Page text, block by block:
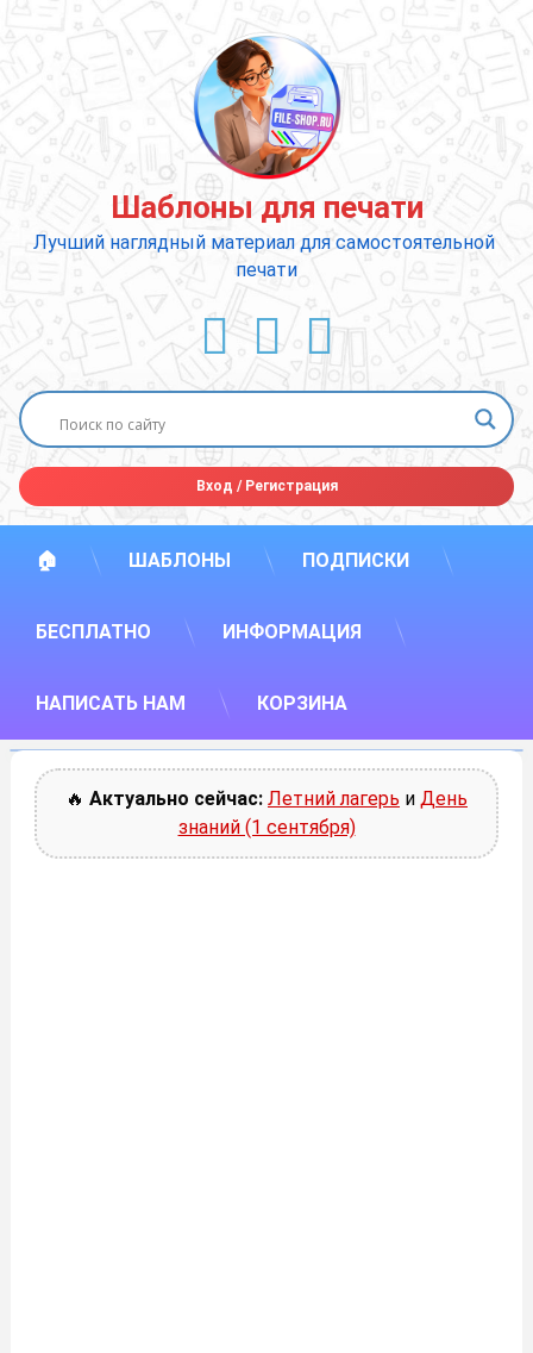
содержимому
Шаблоны для печати
Лучший наглядный материал для самостоятельной
печати
ВКонтакте
YouTube
E-mail
Вход /Регистрация
🏠 ШАБЛОНЫ ПОДПИСКИ
БЕСПЛАТНО ИНФОРМАЦИЯ
НАПИСАТЬ НАМ КОРЗИНА
🔥 Актуально сейчас: Летний лагерь и День
знаний (1 сентября)